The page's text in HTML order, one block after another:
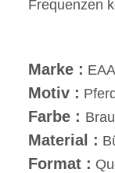
Frequenzen
Marke :
Motiv :
Farbe :
Material :
Format :